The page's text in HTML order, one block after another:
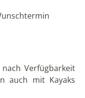
Verfügbarkeit
auch mit Kayaks